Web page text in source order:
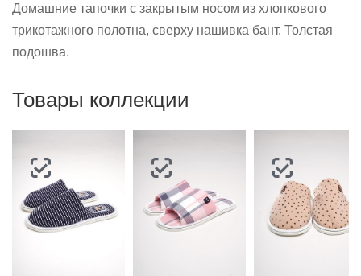
Домашние тапочки с закрытым носом из хлопкового
трикотажного полотна, сверху нашивка бант. Толстая
подошва.
Товары коллекции